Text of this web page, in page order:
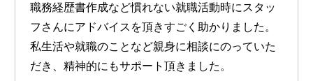
職務経歴書作成など慣れない就職活動時にスタッ
フさんにアドバイスを頂きすごく助かりました。
私生活や就職のことなど親身に相談にのっていた
だき、精神的にもサポート頂きました。